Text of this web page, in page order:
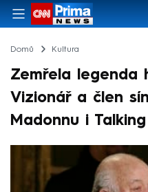
Domů Kultura
Zemřela legenda
Vizionář a člen
Madonnu i